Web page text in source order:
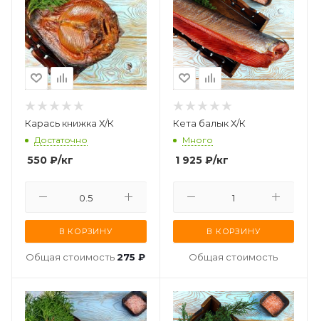
Карась книжка Х/К
Достаточно
550 ₽/кг
В КОРЗИНУ
Общая стоимость275 ₽
Кета балык Х/К
Много
1 925₽/кг
В КОРЗИНУ
Общая стоимость